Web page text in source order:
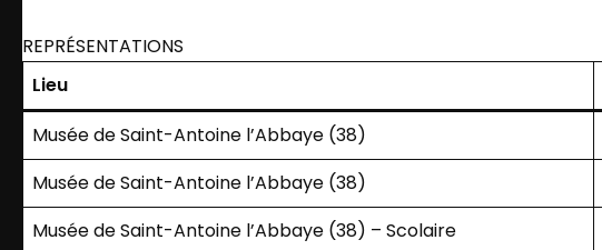
REPRÉSENTATIONS
Lieu
Musée de Saint-Antoine l’Abbaye (38)
Musée de Saint-Antoine l’Abbaye (38)
Musée de Saint-Antoine l’Abbaye (38) – Scolaire